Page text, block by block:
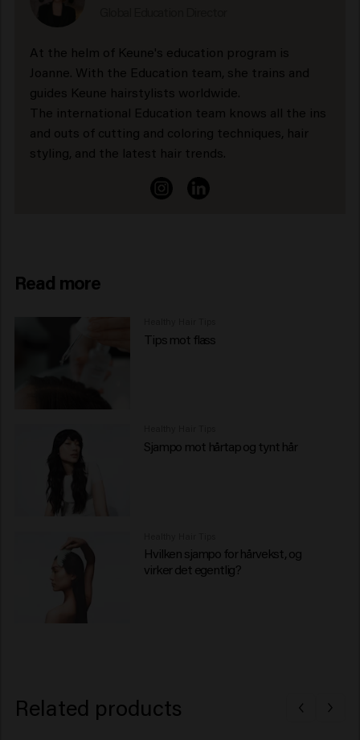
At the helm of Keune's education program is
Joanne. With the Education team, she trains and
guides Keune hairstylists worldwide.
The international Education team knows all the ins
and outs of cutting and coloring techniques, hair
styling, and the latest hair trends.
Read more
Tips mot flass
Sjampo mot hårtap og tynt hår
Hvilken sjampo for hårvekst, og
virker det egentlig?
Related products